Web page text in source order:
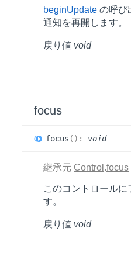
beginUpdate の呼び
通知を再開します。
戻り値 void
focus
focus ( ) : void
継承元 Control .focus
このコントロールに
す。
戻り値 void